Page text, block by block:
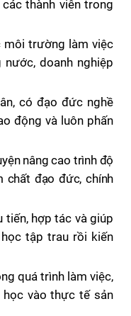
thành viên trong
môi trường làm việc
nước, doanh nghiệp
có đạo đức nghề
động và luôn phấn
nâng cao trình độ
chất đạo đức, chính
tiến, hợp tác và giúp
tập trau rồi kiến
quá trình làm việc,
vào thực tế sản